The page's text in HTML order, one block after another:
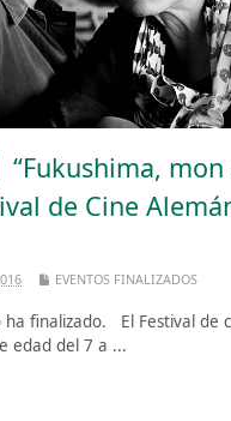
“Fukushima,
de Cine
EVENTOS FINALIZADOS
ha finalizado. El Festival de
edad del 7 a ...